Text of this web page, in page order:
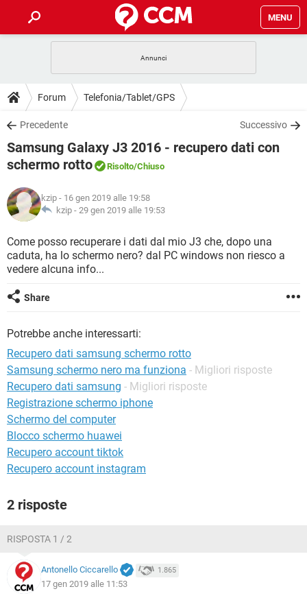
MENU
INTRATTENIMENTO ANDROID
iOS
INSTAGRAM WHATSAPP
TIKTOK FACEBOOK
HARDWARE
GUIDE
COVID-19 GAMING
iOS
TIKTOK FACEBOOK
DOWNLOAD
COVID-19 GAMING
INTRATTENIMENTO ANDROID
iOS
INSTAGRAM
TIKTOK FACEBOOK
HARDWARE
FORUM
INTRATTENIMENTO ANDROID
INSTAGRAM WHATSAPP
HARDWARE
GLOSSARIO
COVID-19
INTRATTENIMENTO ANDROID
iOS
INSTAGRAM
HARDWARE
Forum Telefonia/Tablet/GPS
Precedente Successivo
Samsung Galaxy J3 2016 - recupero dati con
schermo rotto
Risolto/Chiuso
kzip - 16 gen 2019 alle 19:58
kzip - 29 gen 2019 alle 19:53
Come posso recuperare i dati dal mio J3 che, dopo una
caduta, ha lo schermo nero? dal PC windows non riesco a
vedere alcuna info...
Share
Potrebbe anche interessarti:
Recupero dati samsung schermo rotto
Samsung schermo nero ma funziona - Migliori risposte
Recupero dati samsung - Migliori risposte
Registrazione schermo iphone
Schermo del computer
Blocco schermo huawei
Recupero account tiktok
Recupero account instagram
2 risposte
RISPOSTA 1 / 2
Antonello Ciccarello 1.865
17 gen 2019 alle 11:53